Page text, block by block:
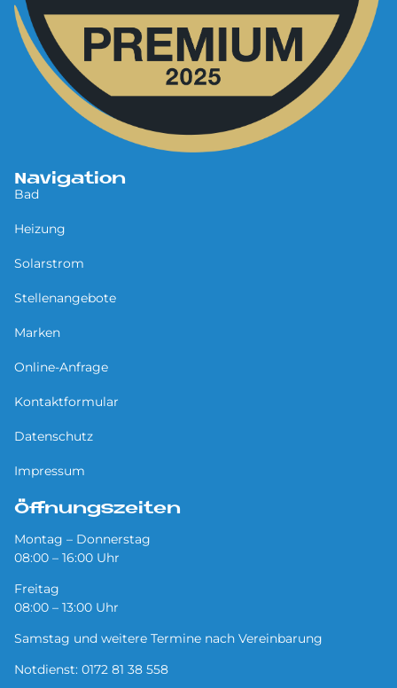
Navigation
Bad
Heizung
Solarstrom
Stellenangebote
Marken
Online-Anfrage
Kontaktformular
Datenschutz
Impressum
Öffnungszeiten
Montag – Donnerstag
08:00 – 16:00 Uhr
Freitag
08:00 – 13:00 Uhr
Samstag und weitere Termine nach Vereinbarung
Notdienst: 0172 81 38 558